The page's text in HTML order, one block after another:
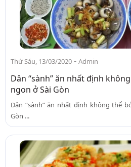
Thứ Sáu, 13/03/2020 - Admin
Dân “sành” ăn nhất định
ngon ở Sài Gòn
Dân “sành” ăn nhất định không thể
Gòn ...